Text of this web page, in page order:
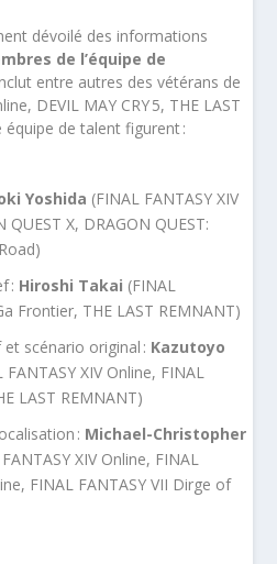
dévoilé des informations
de l’équipe de
entre autres des vétérans de
DEVIL MAY CRY 5, THE LAST
équipe de talent figurent :
Yoshida (FINAL FANTASY XIV
QUEST X, DRAGON QUEST:
: Hiroshi Takai (FINAL
Frontier, THE LAST REMNANT)
scénario original : Kazutoyo
FANTASY XIV Online, FINAL
LAST REMNANT)
: Michael-Christopher
XIV Online, FINAL
FINAL FANTASY VII Dirge of